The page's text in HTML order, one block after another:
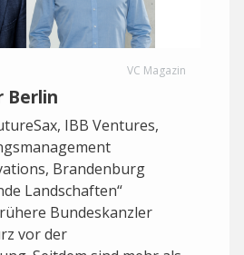
VC Magazin
Berlin
IBB Ventures,
Brandenburg
Landschaften“
Bundeskanzler
vor der